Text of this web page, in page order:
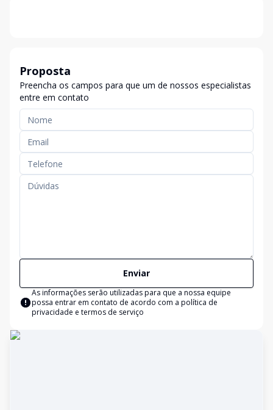
Proposta
Preencha os campos para que um de nossos especialistas
entre em contato
Enviar
As informações serão utilizadas para que a nossa equipe
possa entrar em contato de acordo com a política de
privacidade e termos de serviço